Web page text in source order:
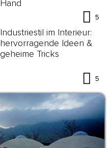
Hand
5
Industriestil im Interieur:
hervorragende Ideen &
geheime Tricks
5